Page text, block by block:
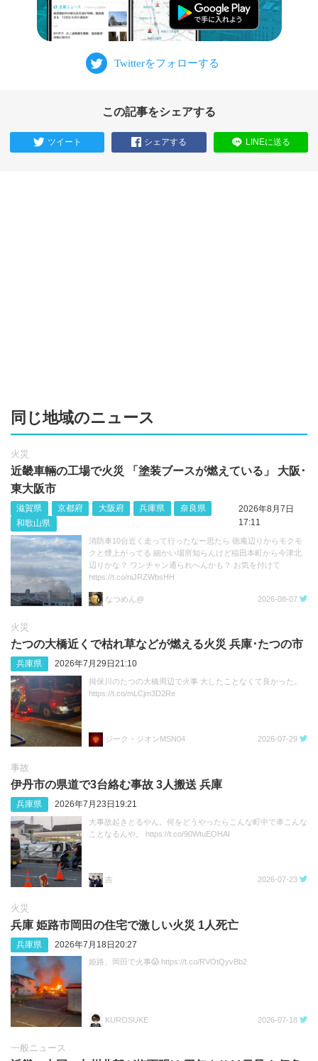
この記事をシェアする
ツイート シェアする LINEに送る
同じ地域のニュース
火災
近畿車輛の工場で火災 「塗装ブースが燃えている」 大阪･
東大阪市
滋賀県 京都府 大阪府 兵庫県
奈良県
和歌山県
2026年8月7日
17:11
消防車10台近く走って行ったなー思たら 徳庵辺りからモクモ
クと煙上がってる 細かい場所知らんけど稲田本町から今津北
辺りかな？ ワンチャン通られへんかも？ お気を付けて
https://t.co/niJRZWbsHH
なつめん@ 2026-08-07
火災
たつの大橋近くで枯れ草などが燃える火災 兵庫･たつの市
兵庫県 2026年7月29日21:10
揖保川のたつの大橋周辺で火事 大したことなくて良かった。
https://t.co/mLCjm3D2Re
ジーク・ジオンMSN04 2026-07-29
事故
伊丹市の県道で3台絡む事故 3人搬送 兵庫
兵庫県 2026年7月23日19:21
大事故起きとるやん。何をどうやったらこんな町中で車こんな
ことなるんや。 https://t.co/90WtuEOHAI
吉 2026-07-23
火災
兵庫 姫路市岡田の住宅で激しい火災 1人死亡
兵庫県 2026年7月18日20:27
姫路、岡田で火事😱 https://t.co/RVOtQyvBb2
KUROSUKE 2026-07-18
一般ニュース